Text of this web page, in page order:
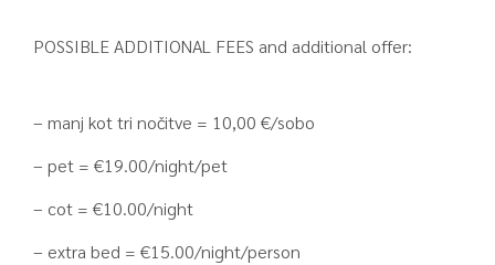
POSSIBLE ADDITIONAL FEES and additional offer:
– manj kot tri nočitve = 10,00 €/sobo
– pet = €19.00/night/pet
– cot = €10.00/night
– extra bed = €15.00/night/person